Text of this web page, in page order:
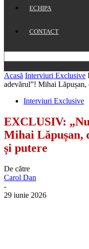
ECHIPA
CONTACT
Acasă Interviuri Exclusive
adevărul”! Mihai Lăpușan,
Interviuri Exclusive
EXCLUSIV:
Mihai Lăpușan,
și putere
De către
Carol Dan
-
29 iunie 2026